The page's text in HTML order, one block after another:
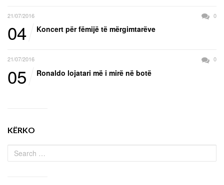
21/07/2016 0
04 Koncert për fëmijë të mërgimtarëve
21/07/2016 0
05 Ronaldo lojatari më i mirë në botë
KËRKO